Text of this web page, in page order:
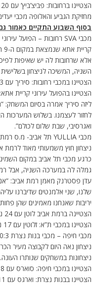
מחזיקת הגביע והאלופה מכבי
בסוף השבוע התקיים כאמור גם המחזור ה-15 של ליגת
מכבי SVA רחובות – הפועל עירוני קריית אתא 1:3 (25:23, 21:25 , 20:25, 14:25)
אלא שרחובות לה יש שאיפות
השניה, המשיכה לניצחון בשלישית
הצטיינו במכבי רחובות: סיריך עם 23 נקודות ושבצ’וק עם 14 נקודות
הצטיינו בהפועל עירוני קריית אתא: דרומובה עם 19 נקודות
ליזה סיריך אמרה בסיום
לחזור לעצמנו. בשלוש המערכות
ואגרסיבי, שבת שלום לכולם”.
מכבי YULLIA תל אביב- מ.ס רמת אביב 3:1 (25:17, 13:25, 25:19, 25:17)
ניצחון חוץ משמעותי מאוד
כרגע מכבי תל אביב במקום
גמלה לה במערכה השניה, אבל
יריבות שאנחנו מאמינים שהן
הצטיינה ברמת אביב לוטן עם 24 נקודות
הצטיינו במכבי ת”א: זלוטין עם 17 נקודות ושיינין עם 12 נקודות.
מכבי חיפה – מכבי בנות נצרת 0:3 (23:25, 11:25, 17:25)
ניצחון נאה היום לקבוצה
ניצחונות במשחקים שנותרו העונה.
הצטיינו במכבי חיפה: סוארס עם 18 נקודות וונטינגטון עם 14 נקודות
הצטיינו בבנות נצרת: וארגס עם 11 נקודות ואישקאווה עם 10 נקודות